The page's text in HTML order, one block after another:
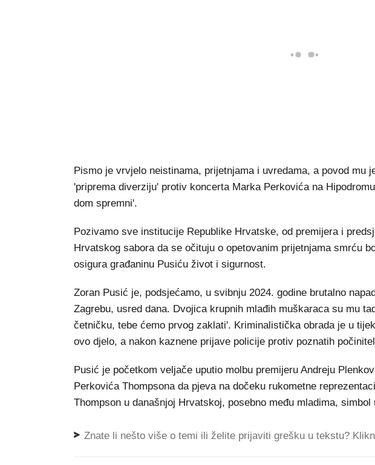
Pismo je vrvjelo neistinama, prijetnjama i uvredama, a povod mu
'priprema diverziju' protiv koncerta Marka Perkovića na
dom spremni'.
Pozivamo sve institucije Republike Hrvatske, od premijera i
Hrvatskog sabora da se očituju o opetovanim prijetnjama smrću
osigura građaninu Pusiću život i sigurnost.
Zoran Pusić je, podsjećamo, u svibnju 2024. godine brutalno
Zagrebu, usred dana. Dvojica krupnih mlađih muškaraca su mu
četničku, tebe ćemo prvog zaklati'. Kriminalistička obrada je u
ovo djelo, a nakon kaznene prijave policije protiv poznatih
Pusić je početkom veljače uputio molbu premijeru Andreju
Perkovića Thompsona da pjeva na dočeku rukometne
Thompson u današnjoj Hrvatskoj, posebno među mladima, simbol
Znate li nešto više o temi ili želite prijaviti grešku u tekstu?